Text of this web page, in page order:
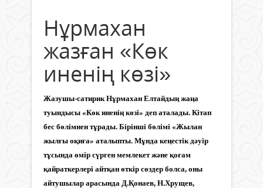
Нұрмахан
жазған «Көк
иненің көзі»
Жазушы-сатирик Нұрмахан Елтайдың жаңа
туындысы «Көк иненің көзі» деп аталады. Кітап
бес бөлімнен тұрады. Бірінші бөлімі «Жылан
жылғы оқиға» аталыпты. Мұнда кеңестік дәуір
тұсында өмір сүрген мемлекет және қоғам
қайраткерлері айтқан өткір сөздер болса, оны
айтушылар арасында Д.Қонаев, Н.Хрущев,